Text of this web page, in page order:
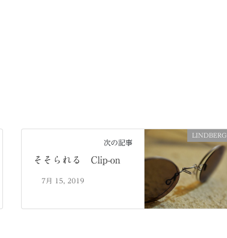
LINDBERG
次の記事
そそられる Clip-on
7月 15, 2019